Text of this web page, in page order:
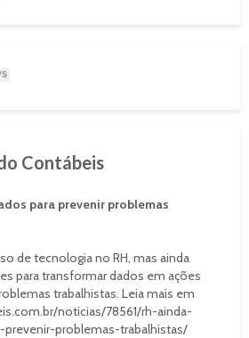
Contábeis
para prevenir problemas
de tecnologia no RH, mas ainda
para transformar dados em ações
trabalhistas. Leia mais em
noticias/78561/rh-ainda-
problemas-trabalhistas/